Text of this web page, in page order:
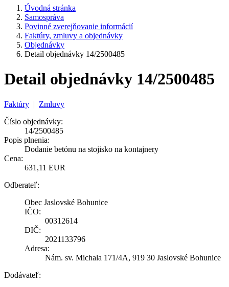
Úvodná stránka
Samospráva
Povinné zverejňovanie informácií
Faktúry, zmluvy a objednávky
Objednávky
Detail objednávky 14/2500485
Detail objednávky 14/2500485
Faktúry | Zmluvy
Číslo objednávky:
14/2500485
Popis plnenia:
Dodanie betónu na stojisko na kontajnery
Cena:
631,11 EUR
Odberateľ:
Obec Jaslovské Bohunice
IČO:
00312614
DIČ:
2021133796
Adresa:
Nám. sv. Michala 171/4A, 919 30 Jaslovské Bohunice
Dodávateľ: